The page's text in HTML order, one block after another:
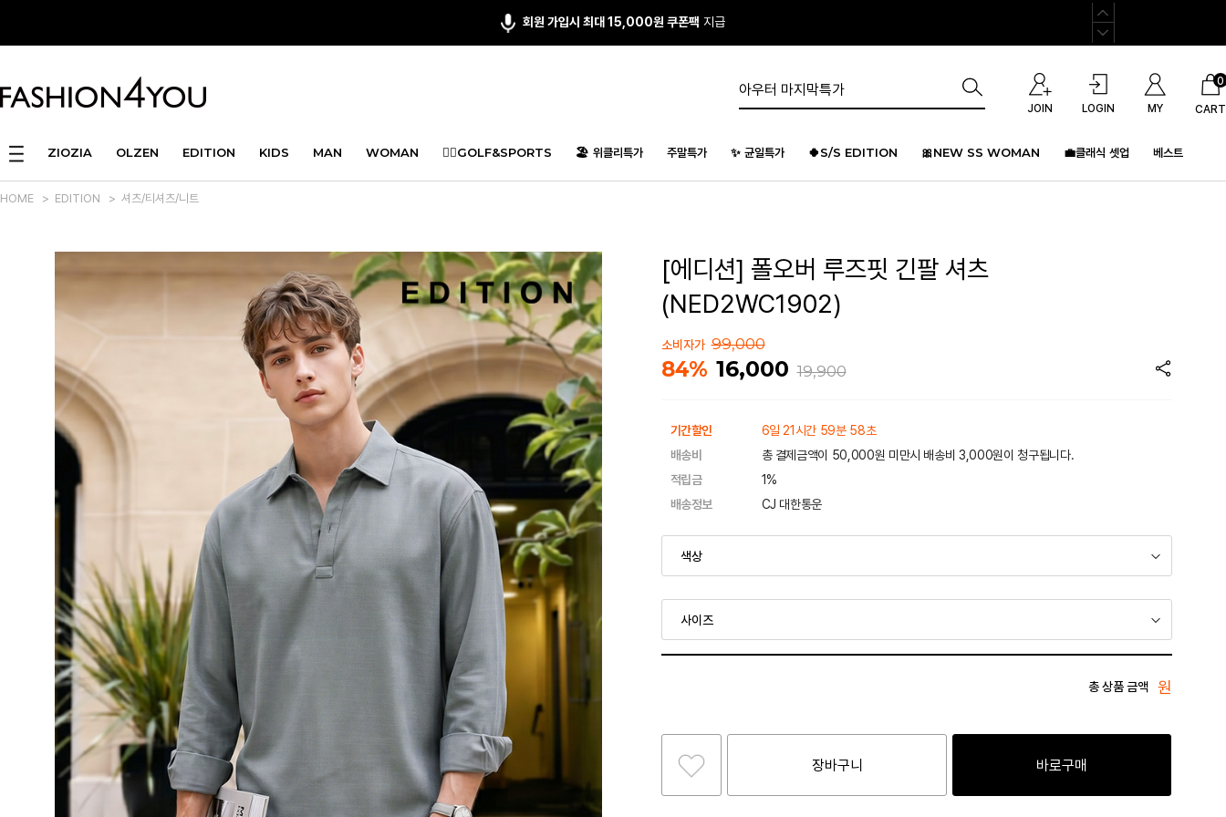
회원 가입시 최대 15,000원 쿠폰팩 지급
JOIN LOGIN MY CART
0
ZIOZIA OLZEN EDITION KIDS MAN WOMAN 🏌️‍♂️GOLF&SPORTS 🏖️ 위클리특가 주말특가 ✨ 균일특가 🍀S/S EDITION 🎀NEW SS WOMAN 💼클래식 셋업 베스트
HOME > EDITION > 셔츠/티셔츠/니트
[에디션] 폴오버 루즈핏 긴팔 셔츠
(NED2WC1902)
소비자가 99,000
84% 16,000 19,900
기간할인
6일 21시간 59분 58초
배송비
총 결제금액이 50,000원 미만시 배송비 3,000원이 청구됩니다.
적립금
1%
배송정보
CJ 대한통운
총 상품 금액 원
장바구니 바로구매